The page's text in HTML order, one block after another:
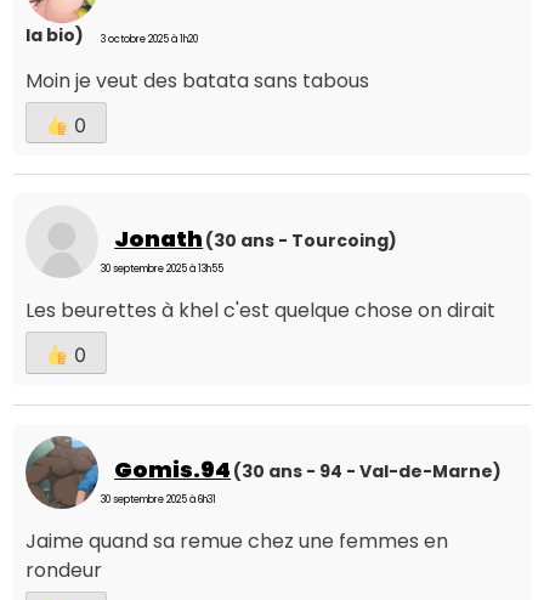
la bio) 3 octobre 2025 à 1h20
Moin je veut des batata sans tabous
0
Jonath (30 ans - Tourcoing)
30 septembre 2025 à 13h55
Les beurettes à khel c'est quelque chose on dirait
0
Gomis.94 (30 ans - 94 - Val-de-Marne)
30 septembre 2025 à 6h31
Jaime quand sa remue chez une femmes en
rondeur